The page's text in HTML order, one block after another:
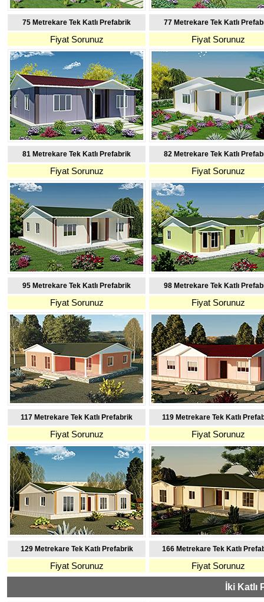
75 Metrekare Tek Katlı Prefabrik 77 Metrekare Tek Katlı
Fiyat Sorunuz Fiyat Sorunuz
81 Metrekare Tek Katlı Prefabrik 82 Metrekare Tek Katlı
Fiyat Sorunuz Fiyat Sorunuz
95 Metrekare Tek Katlı Prefabrik 98 Metrekare Tek Katlı
Fiyat Sorunuz Fiyat Sorunuz
117 Metrekare Tek Katlı Prefabrik 119 Metrekare Tek Katlı
Fiyat Sorunuz Fiyat Sorunuz
129 Metrekare Tek Katlı Prefabrik 166 Metrekare Tek Katlı
Fiyat Sorunuz Fiyat Sorunuz
İki